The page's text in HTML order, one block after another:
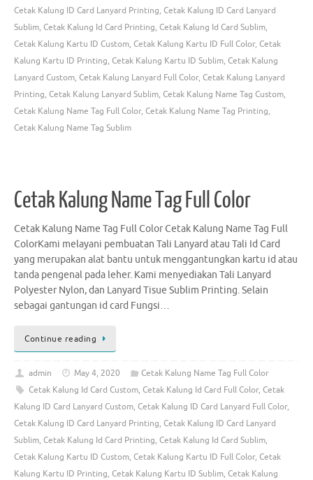
Cetak Kalung ID Card Lanyard Printing, Cetak Kalung ID Card Lanyard
Sublim, Cetak Kalung Id Card Printing, Cetak Kalung Id Card Sublim,
Cetak Kalung Kartu ID Custom, Cetak Kalung Kartu ID Full Color, Cetak
Kalung Kartu ID Printing, Cetak Kalung Kartu ID Sublim, Cetak Kalung
Lanyard Custom, Cetak Kalung Lanyard Full Color, Cetak Kalung Lanyard
Printing, Cetak Kalung Lanyard Sublim, Cetak Kalung Name Tag Custom,
Cetak Kalung Name Tag Full Color, Cetak Kalung Name Tag Printing,
Cetak Kalung Name Tag Sublim
Cetak Kalung Name Tag Full Color
Cetak Kalung Name Tag Full Color Cetak Kalung Name Tag Full
ColorKami melayani pembuatan Tali Lanyard atau Tali Id Card
yang merupakan alat bantu untuk menggantungkan kartu id atau
tanda pengenal pada leher. Kami menyediakan Tali Lanyard
Polyester Nylon, dan Lanyard Tisue Sublim Printing. Selain
sebagai gantungan id card Fungsi…
Continue reading
admin May 4, 2020
Cetak Kalung Name Tag Full Color
Cetak Kalung Id Card Custom, Cetak Kalung Id Card Full Color, Cetak
Kalung ID Card Lanyard Custom, Cetak Kalung ID Card Lanyard Full Color,
Cetak Kalung ID Card Lanyard Printing, Cetak Kalung ID Card Lanyard
Sublim, Cetak Kalung Id Card Printing, Cetak Kalung Id Card Sublim,
Cetak Kalung Kartu ID Custom, Cetak Kalung Kartu ID Full Color, Cetak
Kalung Kartu ID Printing, Cetak Kalung Kartu ID Sublim, Cetak Kalung